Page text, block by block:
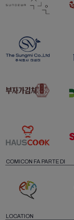
COMICON FA PARTE DI
LOCATION